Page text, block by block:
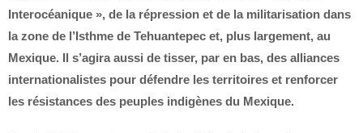
Interocéanique », de la répression et de la militarisation dans
la zone de l’Isthme de Tehuantepec et, plus largement, au
Mexique. Il s’agira aussi de tisser, par en bas, des alliances
internationalistes pour défendre les territoires et renforcer
les résistances des peuples indigènes du Mexique.